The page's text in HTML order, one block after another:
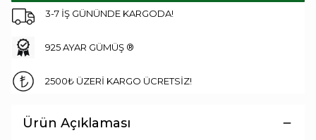
3-7 İŞ GÜNÜNDE KARGODA!
925 AYAR GÜMÜŞ ®
2500₺ ÜZERİ KARGO ÜCRETSİZ!
Ürün Açıklaması